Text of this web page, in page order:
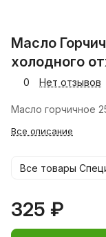
Масло
холодного
0 Нет отзывов
Масло горчичное
Все описание
Все товары
325 ₽